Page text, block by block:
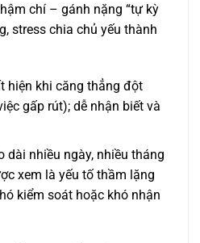
chí – gánh nặng “tự kỳ
stress chia chủ yếu thành
hiện khi căng thẳng đột
gấp rút); dễ nhận biết và
dài nhiều ngày, nhiều tháng
xem là yếu tố thầm lặng
kiểm soát hoặc khó nhận